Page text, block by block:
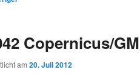
Copernicus/
am 20. Juli 2012